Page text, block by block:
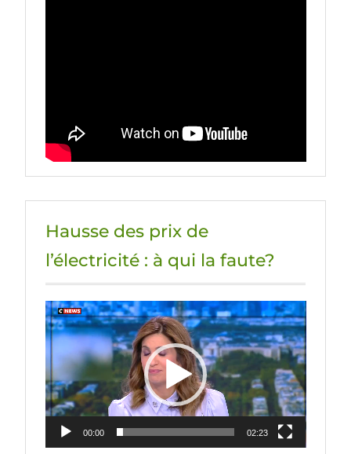
Hausse des prix de
l’électricité : à qui la faute?
Lecteur
vidéo
00:00 02:23